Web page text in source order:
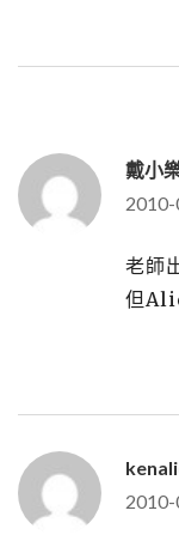
戴小
老師
但